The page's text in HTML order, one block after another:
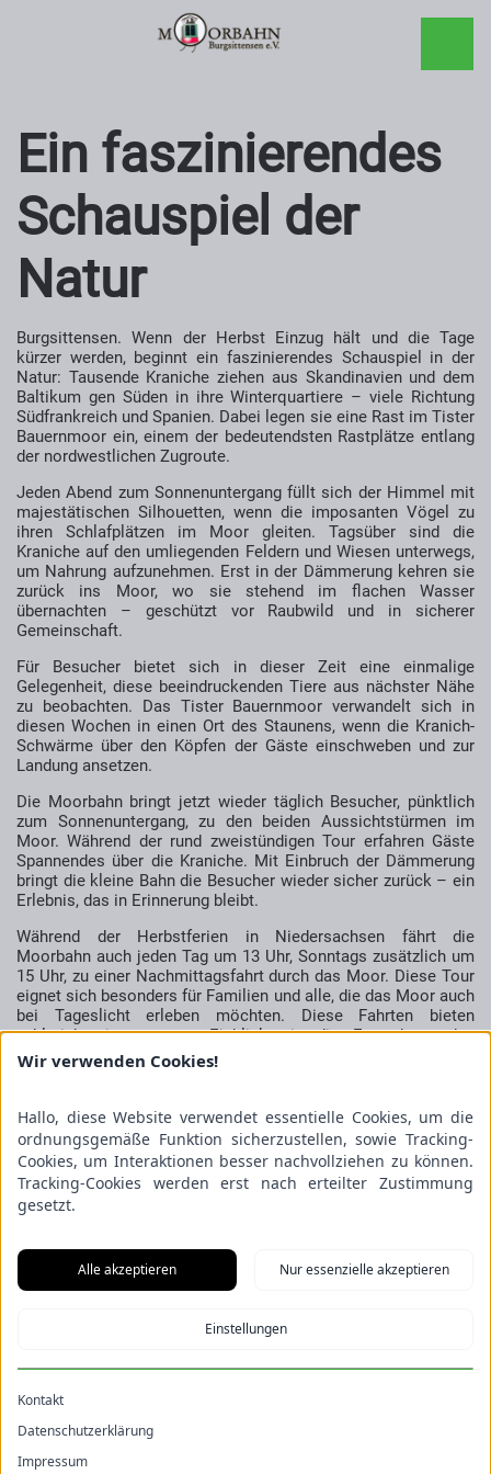
Ein faszinierendes
Schauspiel der
Natur
Burgsittensen. Wenn der Herbst Einzug hält und die Tage
kürzer werden, beginnt ein faszinierendes Schauspiel in der
Natur: Tausende Kraniche ziehen aus Skandinavien und dem
Baltikum gen Süden in ihre Winterquartiere – viele Richtung
Südfrankreich und Spanien. Dabei legen sie eine Rast im Tister
Bauernmoor ein, einem der bedeutendsten Rastplätze entlang
der nordwestlichen Zugroute.
Jeden Abend zum Sonnenuntergang füllt sich der Himmel mit
majestätischen Silhouetten, wenn die imposanten Vögel zu
ihren Schlafplätzen im Moor gleiten. Tagsüber sind die
Kraniche auf den umliegenden Feldern und Wiesen unterwegs,
um Nahrung aufzunehmen. Erst in der Dämmerung kehren sie
zurück ins Moor, wo sie stehend im flachen Wasser
übernachten – geschützt vor Raubwild und in sicherer
Gemeinschaft.
Für Besucher bietet sich in dieser Zeit eine einmalige
Gelegenheit, diese beeindruckenden Tiere aus nächster Nähe
zu beobachten. Das Tister Bauernmoor verwandelt sich in
diesen Wochen in einen Ort des Staunens, wenn die Kranich-
Schwärme über den Köpfen der Gäste einschweben und zur
Landung ansetzen.
Die Moorbahn bringt jetzt wieder täglich Besucher, pünktlich
zum Sonnenuntergang, zu den beiden Aussichtstürmen im
Moor. Während der rund zweistündigen Tour erfahren Gäste
Spannendes über die Kraniche. Mit Einbruch der Dämmerung
bringt die kleine Bahn die Besucher wieder sicher zurück – ein
Erlebnis, das in Erinnerung bleibt.
Während der Herbstferien in Niedersachsen fährt die
Moorbahn auch jeden Tag um 13 Uhr, Sonntags zusätzlich um
15 Uhr,zu einer Nachmittagsfahrt durch das Moor. Diese Tour
eignet sich besonders für Familien und alle, die das Moor auch
bei Tageslicht erleben möchten. Diese Fahrten bieten
zahlreiche interessante Einblicke in die Entstehung des
Hochmoores und die Flora und Fauna.
Jahre alte Dieselloks ziehen historische Loren, die liebevoll
mit Sitzbänken ausgestattet wurden. Die Fahrt durch das
renaturierte Moorgebiet ist ruhig, entschleunigend und voller
Naturbegegnungen.
Abfahrt ist am Haus der Natur in Burgsittensen. Die
sie sich am Sonnenuntergang orientieren. Eine Anmeldung ist
für Einzelpersonen nicht erforderlich. Warme Kleidung wird
aber dringend empfohlen.
Die genauen Abfahrtzeiten sind hier
Wir verwenden Cookies!
Hallo, diese Website verwendet essentielle Cookies, um die
ordnungsgemäße Funktion sicherzustellen, sowie Tracking-
Cookies, um Interaktionen besser nachvollziehen zu können.
Tracking-Cookies werden erst nach erteilter Zustimmung
gesetzt.
Alle akzeptieren Nur essenzielle akzeptieren
Einstellungen
Kontakt
Datenschutzerklärung
Impressum